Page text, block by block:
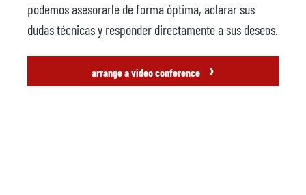
podemos asesorarle de forma óptima, aclarar sus
dudas técnicas y responder directamente a sus deseos.
arrange a video conference ›